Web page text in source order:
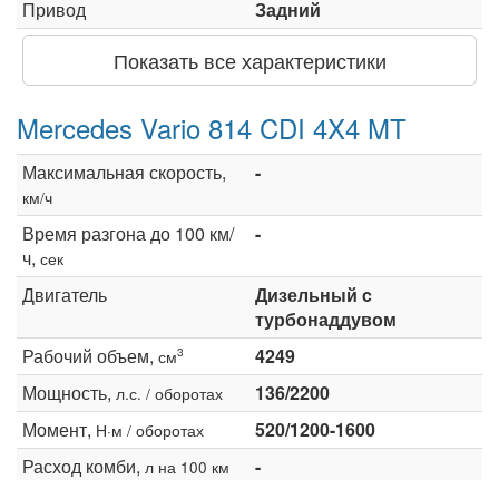
Привод
Задний
Показать все характеристики
Mercedes Vario 814 CDI 4X4 MT
Максимальная скорость,
км/ч
-
Время разгона до 100 км/
ч, сек
-
Двигатель
Дизельный c
турбонаддувом
Рабочий объем, см3
4249
Мощность, л.с. / оборотах
136/2200
Момент, Н·м / оборотах
520/1200-1600
Расход комби, л на 100 км
-